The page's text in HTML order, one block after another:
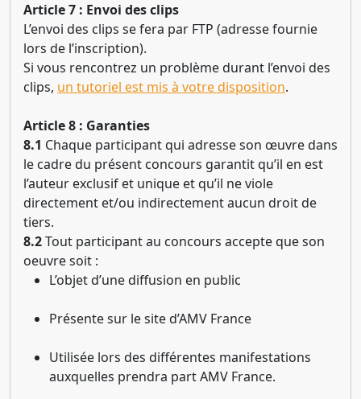
Article 7 : Envoi des clips
L’envoi des clips se fera par FTP (adresse fournie
lors de l’inscription).
Si vous rencontrez un problème durant l’envoi des
clips, un tutoriel est mis à votre disposition.
Article 8 : Garanties
8.1 Chaque participant qui adresse son œuvre dans
le cadre du présent concours garantit qu’il en est
l’auteur exclusif et unique et qu’il ne viole
directement et/ou indirectement aucun droit de
tiers.
8.2Tout participant au concours accepte que son
oeuvre soit :
L’objet d’une diffusion en public
Présente sur le site d’AMV France
Utilisée lors des différentes manifestations
auxquelles prendra part AMV France.